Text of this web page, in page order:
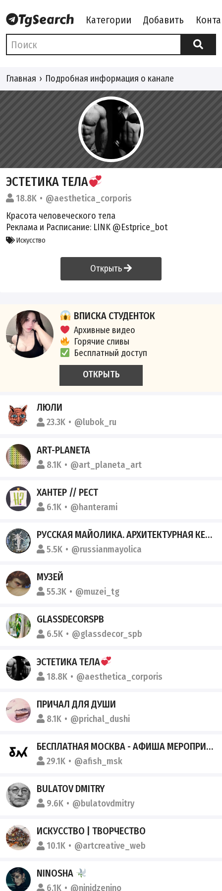
Категории Добавить
Главная Подробная информация о канале
ЭСТЕТИКА ТЕЛА
18.8K
@aesthetica_corporis
Красота человеческого тела
Реклама и Расписание: LINK @Estprice_bot
Искусство
Открыть
ВПИСКА СТУДЕНТОК
Архивные видео
Горячие сливы
Бесплатный доступ
ОТКРЫТЬ
ЛЮЛИ
23.3K @lubok_ru
ART-PLANETA
8.1K @art_planeta_art
ХАНТЕР // РЕСТ
6.1K @hanterami
РУССКАЯ МАЙОЛИКА. АРХИТЕКТУРНАЯ КЕРАМИКА РУЧНОЙ РАБОТЫ.
5.5K @russianmayolica
МУЗЕЙ
55.3K @muzei_tg
GLASSDECORSPB
6.5K @glassdecor_spb
ЭСТЕТИКА ТЕЛА
18.8K @aesthetica_corporis
ПРИЧАЛ ДЛЯ ДУШИ
8.1K @prichal_dushi
БЕСПЛАТНАЯ МОСКВА - АФИША МЕРОПРИЯТИЙ
29.1K @afish_msk
BULATOV DMITRY
9.6K @bulatovdmitry
ИСКУССТВО | ТВОРЧЕСТВО
10.1K @artcreative_web
NINOSHA
6.1K @ninidzenino